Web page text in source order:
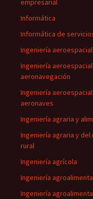
empresarial
Informática
Informática de
Ingeniería aeroespacial
Ingeniería
aeronavegación
Ingeniería
aeronaves
Ingeniería agraria y
Ingeniería agraria y del
rural
Ingeniería agrícola
Ingeniería
Ingeniería